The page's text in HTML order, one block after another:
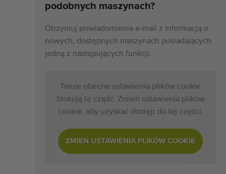
podobnych maszynach?
Otrzymuj powiadomienia e-mail z informacją o
nowych, dostępnych maszynach posiadających
jedną z następujących funkcji.
Twoje obecne ustawienia plików cookie
blokują tę część. Zmień ustawienia plików
cookie, aby uzyskać dostęp do tej części.
ZMIEŃ USTAWIENIA PLIKÓW COOKIE